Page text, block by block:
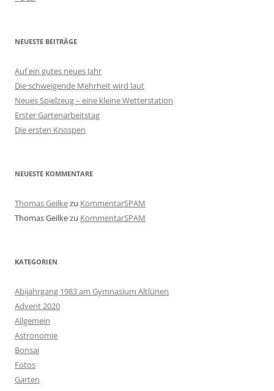
NEUESTE BEITRÄGE
Auf ein gutes neues Jahr
Die schweigende Mehrheit wird laut
Neues Spielzeug – eine kleine Wetterstation
Erster Gartenarbeitstag
Die ersten Knospen
NEUESTE KOMMENTARE
Thomas Geilkezu KommentarSPAM
Thomas Geilkezu KommentarSPAM
KATEGORIEN
Abijahrgang 1983 am Gymnasium Altlünen
Advent 2020
Allgemein
Astronomie
Bonsai
Fotos
Garten